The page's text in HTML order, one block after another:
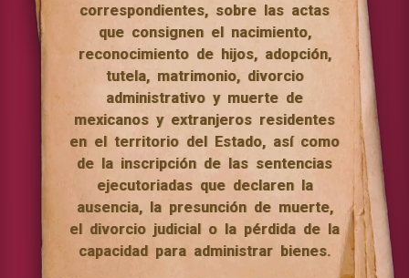
correspondientes, sobre las actas
que consignen el nacimiento,
reconocimiento de hijos, adopción,
tutela, matrimonio, divorcio
administrativo y muerte de
mexicanos y extranjeros residentes
en el territorio del Estado, así como
de la inscripción de las sentencias
ejecutoriadas que declaren la
ausencia, la presunción de muerte,
el divorcio judicial o la pérdida de la
capacidad para administrar bienes.